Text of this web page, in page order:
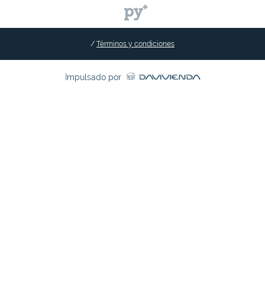
/ Términos y condiciones
Impulsado por